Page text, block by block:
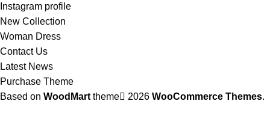
Instagram profile
New Collection
Woman Dress
Contact Us
Latest News
Purchase Theme
Based on WoodMart theme 2026 WooCommerce Themes.